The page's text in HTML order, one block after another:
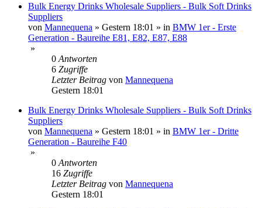
Bulk Energy Drinks Wholesale Suppliers - Bulk Soft Drinks
Suppliers
von Mannequena » Gestern 18:01 » in BMW 1er - Erste
Generation - Baureihe E81, E82, E87, E88
»
0 Antworten
6 Zugriffe
Letzter Beitrag von Mannequena
Gestern 18:01
Bulk Energy Drinks Wholesale Suppliers - Bulk Soft Drinks
Suppliers
von Mannequena » Gestern 18:01 » in BMW 1er - Dritte
Generation - Baureihe F40
»
0 Antworten
16 Zugriffe
Letzter Beitrag von Mannequena
Gestern 18:01